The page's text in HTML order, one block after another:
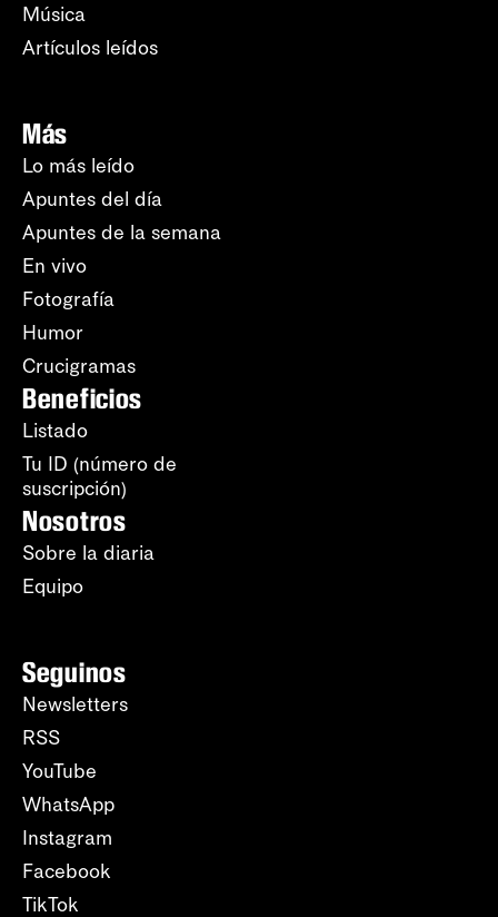
Música
Artículos leídos
Más
Lo más leído
Apuntes del día
Apuntes de la semana
En vivo
Fotografía
Humor
Crucigramas
Beneficios
Listado
Tu ID (número de
suscripción)
Nosotros
Sobre la diaria
Equipo
Seguinos
Newsletters
RSS
YouTube
WhatsApp
Instagram
Facebook
TikTok